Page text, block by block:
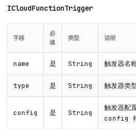
ICloudFunctionTrigger
字段
必
填
类型 说明
name 是 String 触发器名
type 是 String 触发器类
config 是 String
触发器配
config